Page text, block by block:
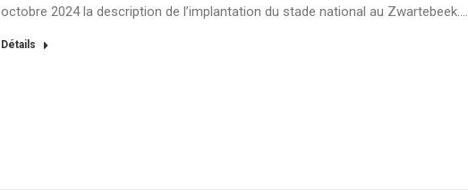
octobre 2024 la description de l’implantation du stade national au Zwartebeek.…
Détails